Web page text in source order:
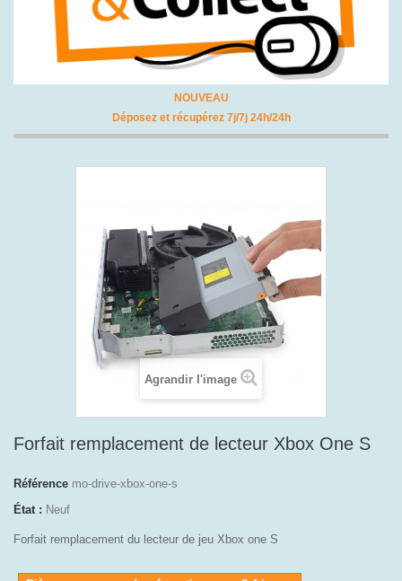
NOUVEAU
Déposez et récupérez 7j/7j 24h/24h
Agrandir l'image
Forfait remplacement de lecteur Xbox One S
Référence mo-drive-xbox-one-s
État : Neuf
Forfait remplacement du lecteur de jeu Xbox one S